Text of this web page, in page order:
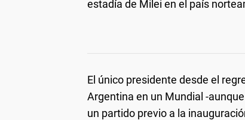
estadía de Milei en el país
El único presidente desde el
Argentina en un Mundial -
un partido previo a la